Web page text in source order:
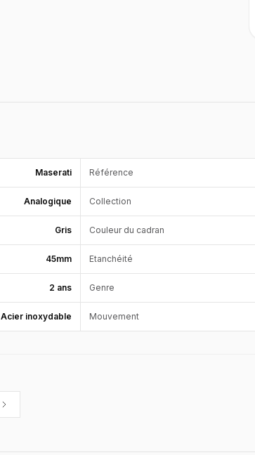
Maserati Référence
Analogique Collection
Gris Couleur du cadran
45mm Etanchéité
2 ans Genre
Acier inoxydable Mouvement